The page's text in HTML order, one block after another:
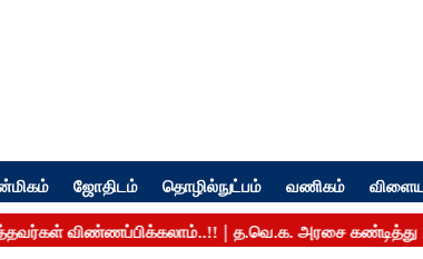
ஜோதிடம் தொழில்நுட்பம் வணிகம்